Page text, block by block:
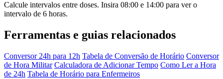
Calcule intervalos entre doses. Insira 08:00 e 14:00 para ver o
intervalo de 6 horas.
Ferramentas e guias relacionados
Conversor 24h para 12h Tabela de Conversão de Horário Conversor
de Hora Militar Calculadora de Adicionar Tempo Como Ler a Hora
de 24h Tabela de Horário para Enfermeiros